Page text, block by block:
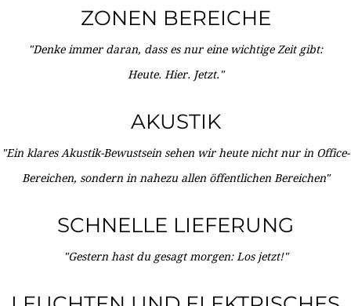
ZONEN BEREICHE
"Denke immer daran, dass es nur eine wichtige Zeit gibt:
Heute. Hier. Jetzt."
AKUSTIK
"Ein klares Akustik-Bewustsein sehen wir heute nicht nur in Office-
Bereichen, sondern in nahezu allen öffentlichen Bereichen"
SCHNELLE LIEFERUNG
"Gestern hast du gesagt morgen: Los jetzt!"